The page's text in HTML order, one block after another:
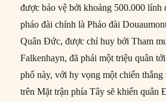
được bảo vệ bởi khoảng 500.000 lính
pháo đài chính là Pháo đài
Quân Đức, được chỉ huy bởi Tham
Falkenhayn, đã phái một triệu quân
phố này, với hy vọng một chiến
trên Mặt trận phía Tây sẽ khiến quân